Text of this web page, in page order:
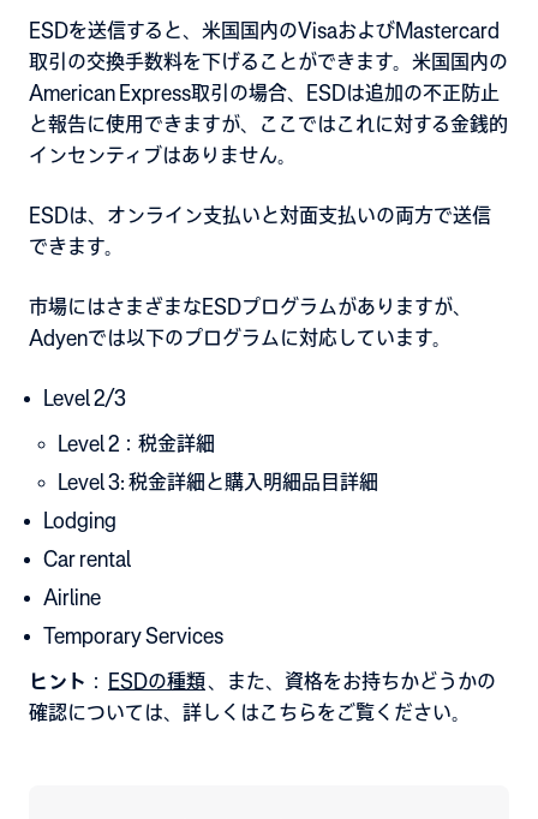
ESDを送信すると、米国国内のVisaおよびMastercard
取引の交換手数料を下げることができます。 米国国内の
American Express取引の場合、ESDは追加の不正防止
と報告に使用できますが、
ここではこれに対する金銭的
インセンティブはありません。
ESDは、オンライン支払いと対面支払いの両方で送信
できます。
市場にはさまざまなESDプログラムがありますが、
Adyenでは以下のプログラムに対応しています。
Level 2/3
Level 2：税金詳細
Level 3: 税金詳細と購入明細品目詳細
Lodging
Car rental
Airline
Temporary Services
ヒント ： ESDの種類、また、資格をお持ちかどうかの
確認については、詳しくはこちらをご覧ください。